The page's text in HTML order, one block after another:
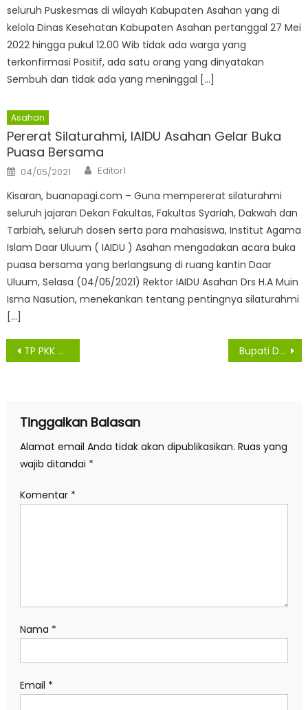
seluruh Puskesmas di wilayah Kabupaten Asahan yang di
kelola Dinas Kesehatan Kabupaten Asahan pertanggal 27 Mei
2022 hingga pukul 12.00 Wib tidak ada warga yang
terkonfirmasi Positif, ada satu orang yang dinyatakan
Sembuh dan tidak ada yang meninggal […]
Asahan
Pererat Silaturahmi, IAIDU Asahan Gelar Buka
Puasa Bersama
Posted
on
04/05/2021 Author
Editor1
Kisaran, buanapagi.com – Guna mempererat silaturahmi
seluruh jajaran Dekan Fakultas, Fakultas Syariah, Dakwah dan
Tarbiah, seluruh dosen serta para mahasiswa, Institut Agama
Islam Daar Uluum ( IAIDU ) Asahan mengadakan acara buka
puasa bersama yang berlangsung di ruang kantin Daar
Uluum, Selasa (04/05/2021) Rektor IAIDU Asahan Drs H.A Muin
Isma Nasution, menekankan tentang pentingnya silaturahmi
[…]
Navigasi
TP PKK Medan Gelar Pengajian Ramadhan Bupati Dan Wakil Bupati Asahan Tanam Perdana Bibit Pohon Sawit
Tinggalkan Balasan
Alamat email Anda tidak akan dipublikasikan. Ruas yang
wajib ditandai *
Komentar *
Nama *
Email *